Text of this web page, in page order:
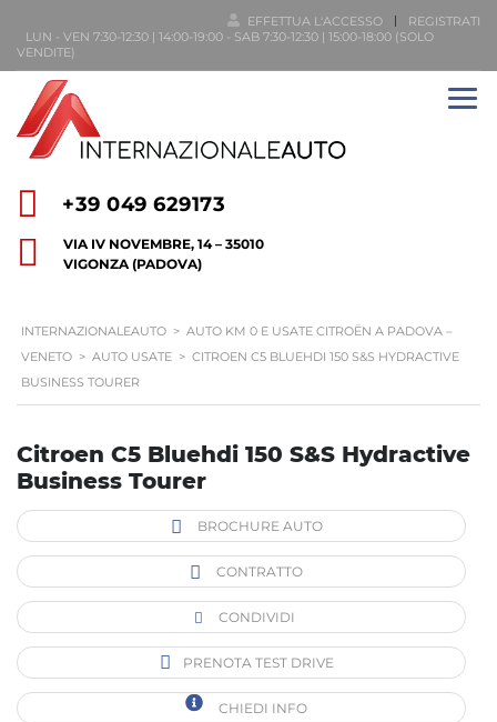
EFFETTUA L'ACCESSO
REGISTRATI
LUN - VEN 7:30-12:30 | 14:00-19:00 - SAB 7:30-12:30 | 15:00-18:00 (SOLO
VENDITE)
+39 049 629173
VIA IV NOVEMBRE, 14 – 35010
VIGONZA (PADOVA)
INTERNAZIONALEAUTO > AUTO KM 0 E USATE CITROËN A PADOVA –
VENETO > AUTO USATE > CITROEN C5 BLUEHDI 150 S&S HYDRACTIVE
BUSINESS TOURER
Citroen C5 Bluehdi 150 S&S Hydractive
Business Tourer
BROCHURE AUTO
CONTRATTO
CONDIVIDI
PRENOTA TEST DRIVE
CHIEDI INFO